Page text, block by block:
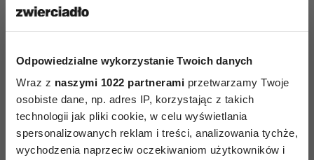
Odpowiedzialne wykorzystanie Twoich danych
Wraz z naszymi 1022 partnerami przetwarzamy Twoje
osobiste dane, np. adres IP, korzystając z takich
technologii jak pliki cookie, w celu wyświetlania
spersonalizowanych reklam i treści, analizowania tychże,
wychodzenia naprzeciw oczekiwaniom użytkowników i
pobawić się w małego alchemika.